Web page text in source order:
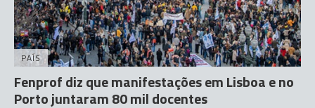
PAÍS
Fenprof diz que manifestações em Lisboa e no
Porto juntaram 80 mil docentes